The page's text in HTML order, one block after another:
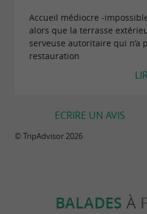
Accueil médiocre -
alors que la terrasse
serveuse autoritaire qui n’a
restauration
ECRIRE UN AVIS
© TripAdvisor 2026
BALADES À